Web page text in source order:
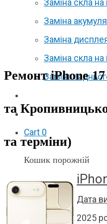
Заміна скла на
Заміна
Заміна
Заміна скла на
Заміна
F.A.Q
Cart 0
Кошик порожній
Ремонт iPhone
та
та терміни)
Дата
2025